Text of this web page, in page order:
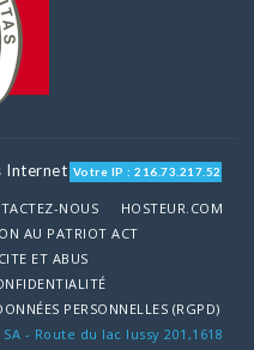
Internet Votre IP : 216.73.217.52
NOUS
HOSTEUR.COM
AU PATRIOT ACT
ET ABUS
PERSONNELLES (RGPD)
- Route du lac lussy 201,1618